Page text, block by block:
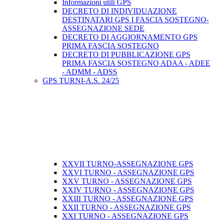
Informazioni utili GPS
DECRETO DI INDIVIDUAZIONE
DESTINATARI GPS I FASCIA SOSTEGNO-
ASSEGNAZIONE SEDE
DECRETO DI AGGIORNAMENTO GPS
PRIMA FASCIA SOSTEGNO
DECRETO DI PUBBLICAZIONE GPS
PRIMA FASCIA SOSTEGNO ADAA - ADEE
- ADMM - ADSS
GPS TURNI-A.S. 24/25
XXVII TURNO-ASSEGNAZIONE GPS
XXVI TURNO - ASSEGNAZIONE GPS
XXV TURNO - ASSEGNAZIONE GPS
XXIV TURNO - ASSEGNAZIONE GPS
XXIII TURNO - ASSEGNAZIONE GPS
XXII TURNO - ASSEGNAZIONE GPS
XXI TURNO - ASSEGNAZIONE GPS